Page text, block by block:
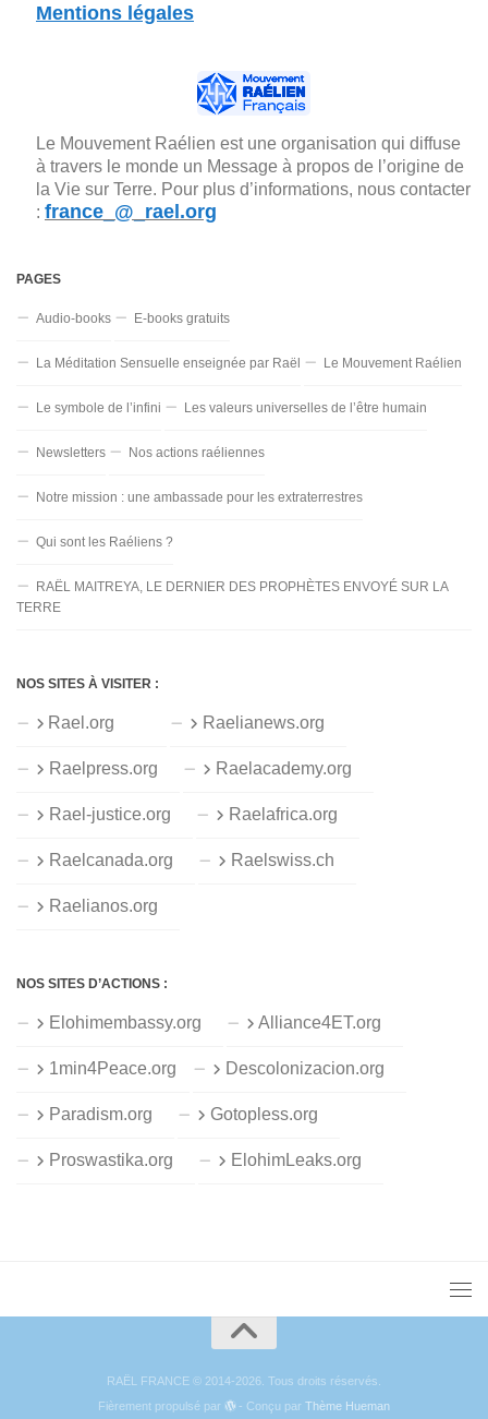
Mentions légales
Le Mouvement Raélien est une organisation qui diffuse
à travers le monde un Message à propos de l’origine de
la Vie sur Terre. Pour plus d’informations, nous contacter
: france_@_rael.org
PAGES
Audio-books E-books gratuits
La Méditation Sensuelle enseignée par Raël Le Mouvement Raélien
Le symbole de l’infini Les valeurs universelles de l’être humain
Newsletters Nos actions raéliennes
Notre mission : une ambassade pour les extraterrestres
Qui sont les Raéliens ?
RAËL MAITREYA, LE DERNIER DES PROPHÈTES ENVOYÉ SUR LA
TERRE
NOS SITES À VISITER :
Rael.org Raelianews.org
Raelpress.org Raelacademy.org
Rael-justice.org Raelafrica.org
Raelcanada.org Raelswiss.ch
Raelianos.org
NOS SITES D’ACTIONS :
Elohimembassy.org Alliance4ET.org
1min4Peace.org Descolonizacion.org
Paradism.org Gotopless.org
Proswastika.org ElohimLeaks.org
RAËL FRANCE © 2014-2026. Tous droits réservés.
Fièrement propulsé par
- Conçu parThème Hueman